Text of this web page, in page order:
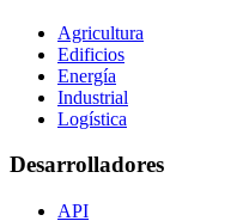
Agricultura
Edificios
Energía
Industrial
Logística
Desarrolladores
API